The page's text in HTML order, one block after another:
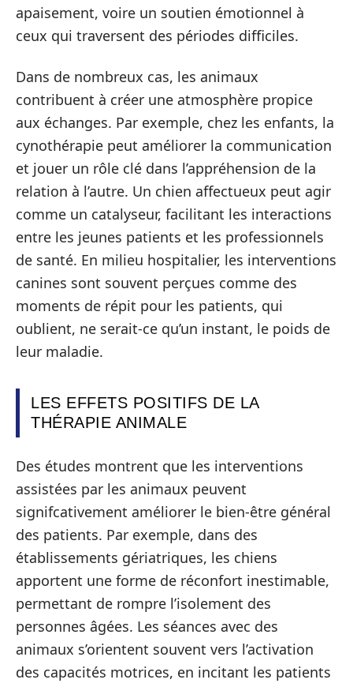
apaisement, voire un soutien émotionnel à
ceux qui traversent des périodes difficiles.
Dans de nombreux cas, les animaux
contribuent à créer une atmosphère propice
aux échanges. Par exemple, chez les enfants, la
cynothérapie peut améliorer la communication
et jouer un rôle clé dans l’appréhension de la
relation à l’autre. Un chien affectueux peut agir
comme un catalyseur, facilitant les interactions
entre les jeunes patients et les professionnels
de santé. En milieu hospitalier, les interventions
canines sont souvent perçues comme des
moments de répit pour les patients, qui
oublient, ne serait-ce qu’un instant, le poids de
leur maladie.
LES EFFETS POSITIFS DE LA
THÉRAPIE ANIMALE
Des études montrent que les interventions
assistées par les animaux peuvent
signifcativement améliorer le bien-être général
des patients. Par exemple, dans des
établissements gériatriques, les chiens
apportent une forme de réconfort inestimable,
permettant de rompre l’isolement des
personnes âgées. Les séances avec des
animaux s’orientent souvent vers l’activation
des capacités motrices, en incitant les patients